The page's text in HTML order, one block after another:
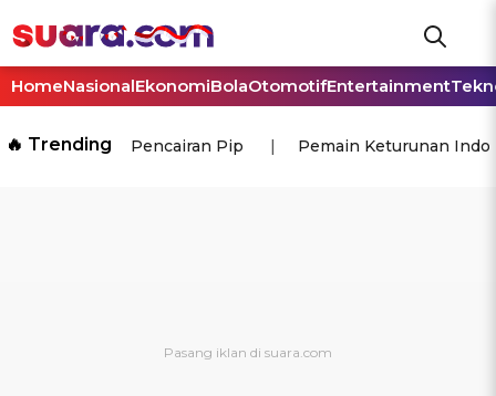
HomeNasionalEkonomiBolaOtomotifEntertainment
🔥 Trending Pencairan Pip Pemain Keturunan